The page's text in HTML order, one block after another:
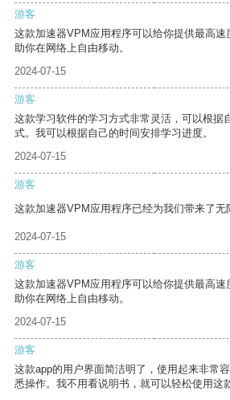
游客
这款加速器VPM应用程序可以给你提供最高
助你在网络上自由移动。
2024-07-15
游客
这款学习软件的学习方式非常灵活，可以根据
式。我可以根据自己的时间安排学习进度。
2024-07-15
游客
这款加速器VPM应用程序已经为我们带来了无
2024-07-15
游客
这款加速器VPM应用程序可以给你提供最高
助你在网络上自由移动。
2024-07-15
游客
这款app的用户界面简洁明了，使用起来非常
悉操作。我不用看说明书，就可以轻松使用这